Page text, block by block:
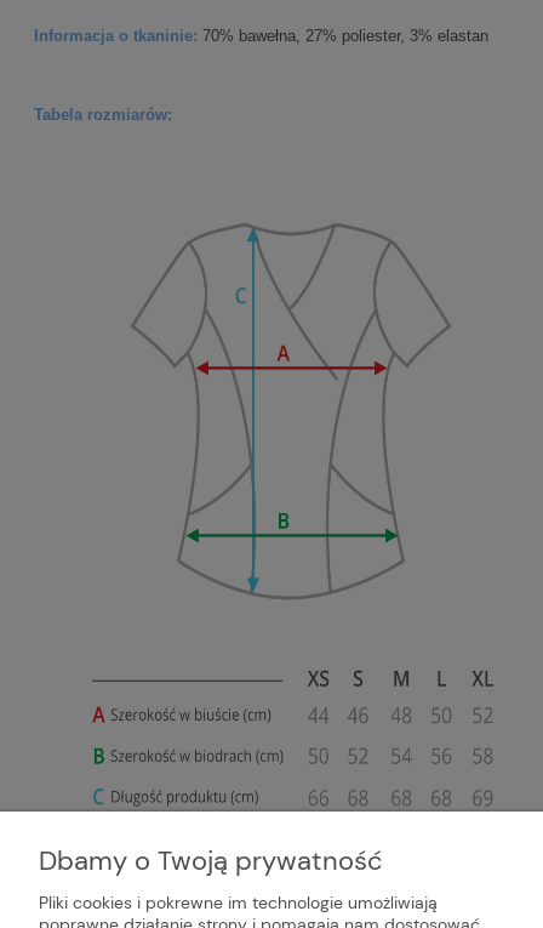
Informacja o tkaninie: 70% bawełna, 27% poliester, 3% elastan
Tabela rozmiarów:
Dbamy o Twoją prywatność
Pliki cookies i pokrewne im technologie umożliwiają